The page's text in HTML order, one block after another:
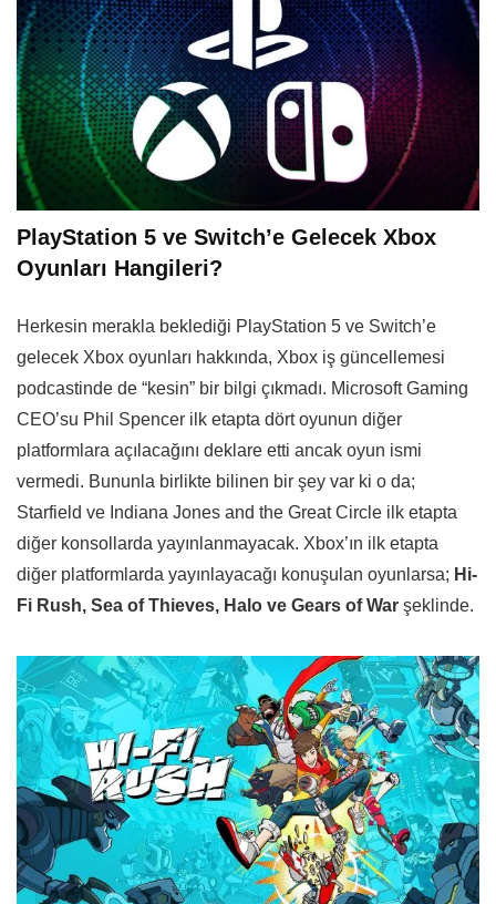
PlayStation 5 ve Switch’e Gelecek Xbox
Oyunları Hangileri?
Herkesin merakla beklediği PlayStation 5 ve Switch’e
gelecek Xbox oyunları hakkında, Xbox iş güncellemesi
podcastinde de “kesin” bir bilgi çıkmadı. Microsoft Gaming
CEO’su Phil Spencer ilk etapta dört oyunun diğer
platformlara açılacağını deklare etti ancak oyun ismi
vermedi. Bununla birlikte bilinen bir şey var ki o da;
Starfield ve Indiana Jones and the Great Circle ilk etapta
diğer konsollarda yayınlanmayacak. Xbox’ın ilk etapta
diğer platformlarda yayınlayacağı konuşulan oyunlarsa; Hi-
Fi Rush, Sea of Thieves, Halo ve Gears of War şeklinde.